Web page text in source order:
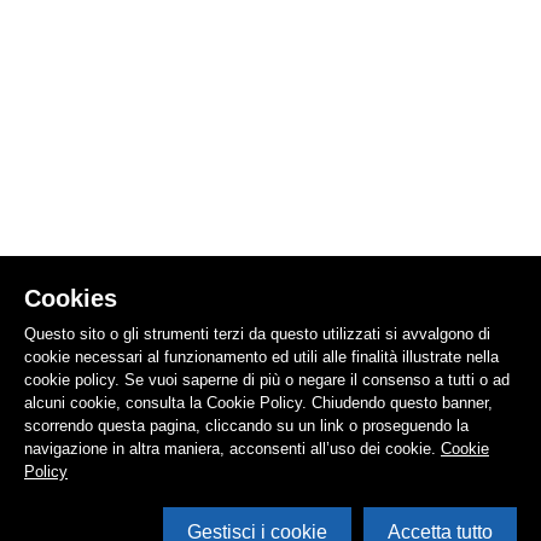
Cookies
Questo sito o gli strumenti terzi da questo utilizzati si avvalgono di
cookie necessari al funzionamento ed utili alle finalità illustrate nella
cookie policy. Se vuoi saperne di più o negare il consenso a tutti o ad
alcuni cookie, consulta la Cookie Policy. Chiudendo questo banner,
scorrendo questa pagina, cliccando su un link o proseguendo la
navigazione in altra maniera, acconsenti all’uso dei cookie. Cookie
Policy
Gestisci i cookie Accetta tutto